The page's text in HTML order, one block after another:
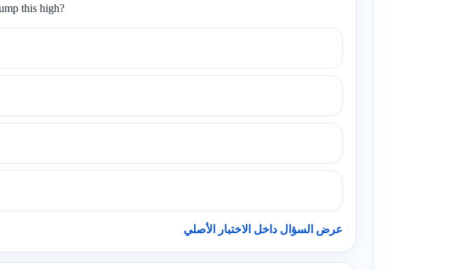
this high?
عرض السؤال داخل الاختبار الأصلي